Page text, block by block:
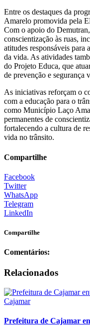
Entre os destaques da
Amarelo promovida pela
Com o apoio do
conscientização às ruas,
atitudes responsáveis para
da vida. As atividades
do Projeto Educa, que
de prevenção e segurança
As iniciativas reforçam o
com a educação para o
como Município Laço
permanentes de
fortalecendo a cultura de
vida no trânsito.
Compartilhe
Facebook
Twitter
WhatsApp
Telegram
LinkedIn
Compartilhe
Comentários:
Relacionados
Cajamar
Prefeitura de Cajamar